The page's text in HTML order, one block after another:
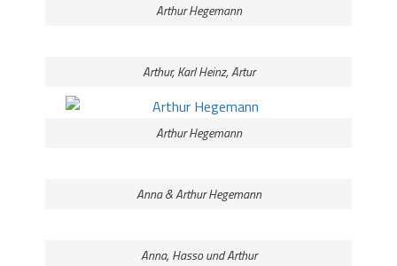
Arthur Hegemann
Arthur, Karl Heinz, Artur
Arthur Hegemann
Anna & Arthur Hegemann
Anna, Hasso und Arthur